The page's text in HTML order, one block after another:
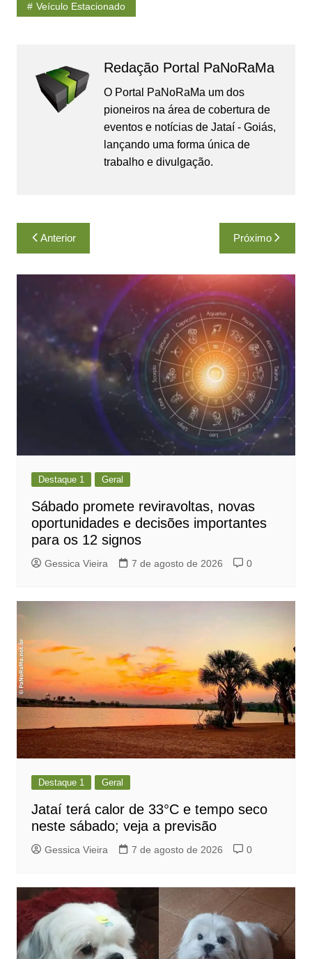
Veículo Estacionado
Redação Portal PaNoRaMa
O Portal PaNoRaMa um dos
pioneiros na área de cobertura de
eventos e notícias de Jataí - Goiás,
lançando uma forma única de
trabalho e divulgação.
Navegação
de
Post
Anterior Próximo
Destaque 1 Geral
Sábado promete reviravoltas, novas
oportunidades e decisões importantes
para os 12 signos
Gessica Vieira 7 de agosto de 2026 0
Destaque 1 Geral
Jataí terá calor de 33°C e tempo seco
neste sábado; veja a previsão
Gessica Vieira 7 de agosto de 2026 0